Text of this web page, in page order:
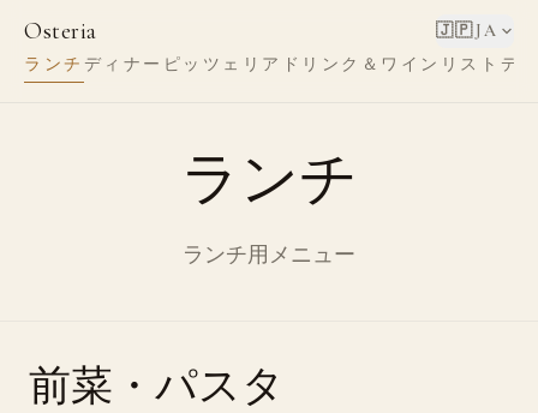
Osteria 🇯🇵JA
ランチ ディナー ピッツェリア ドリンク＆ワインリスト デ
ランチ
ランチ用メニュー
前菜・パスタ